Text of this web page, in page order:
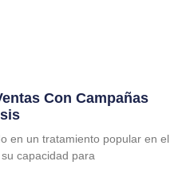
Con Campañas
en un tratamiento popular en el
capacidad para